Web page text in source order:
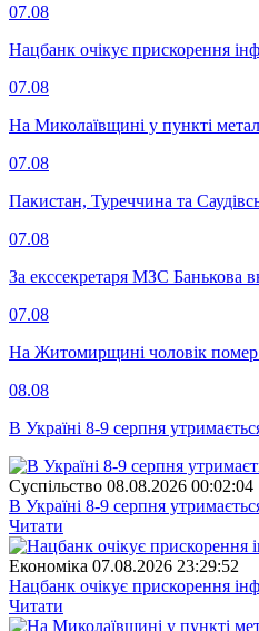
07.08
Нацбанк очікує прискорення
07.08
На Миколаївщині у пункті
07.08
Пакистан, Туреччина та
07.08
За екссекретаря МЗС Банькова
07.08
На Житомирщині чоловік помер
08.08
В Україні 8-9 серпня
Суспiльство 08.08.2026 00:02:04
В Україні 8-9 серпня
Читати
Економіка 07.08.2026 23:29:52
Нацбанк очікує прискорення
Читати